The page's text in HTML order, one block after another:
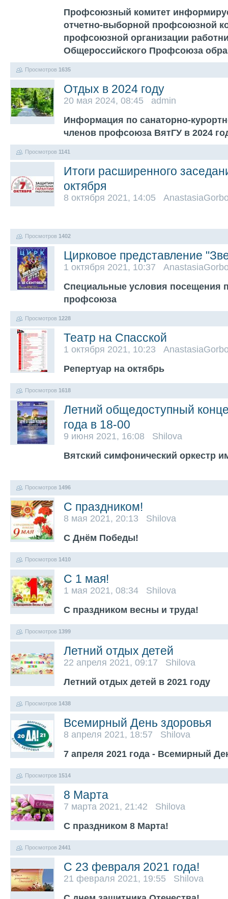
Профсоюзный комитет
отчетно-выборной профсоюзной
профсоюзной организации
Общероссийского Профсоюза
Просмотров 1635
Отдых в 2024 году
20 мая 2024, 08:45 admin
Информация по санаторно-
членов профсоюза ВятГУ в 2024
Просмотров 1141
Итоги расширенного
октября
8 октября 2021, 14:05
Просмотров 1402
Цирковое представление
1 октября 2021, 10:37
Специальные условия посещения
профсоюза
Просмотров 1228
Театр на Спасской
1 октября 2021, 10:23
Репертуар на октябрь
Просмотров 1618
Летний общедоступный
года в 18-00
9 июня 2021, 16:08 Shilova
Вятский симфонический оркестр
Просмотров 1496
С праздником!
8 мая 2021, 20:13 Shilova
С Днём Победы!
Просмотров 1410
С 1 мая!
1 мая 2021, 08:34 Shilova
С праздником весны и труда!
Просмотров 1399
Летний отдых детей
22 апреля 2021, 09:17 Shilova
Летний отдых детей в 2021 году
Просмотров 1438
Всемирный День здоровья
8 апреля 2021, 18:57 Shilova
7 апреля 2021 года - Всемирный
Просмотров 1514
8 Марта
7 марта 2021, 21:42 Shilova
С праздником 8 Марта!
Просмотров 2441
C 23 февраля 2021 года!
21 февраля 2021, 19:55 Shilova